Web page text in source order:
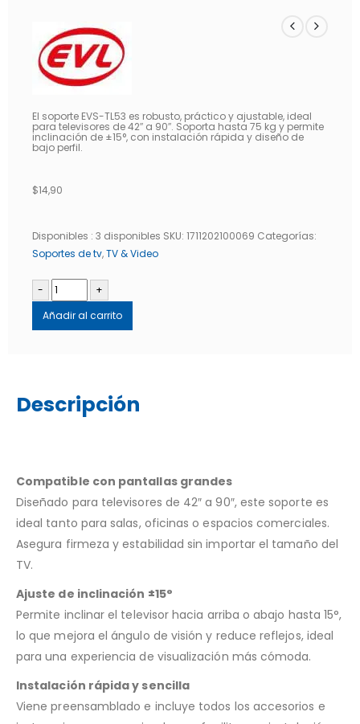
El soporte EVS-TL53 es robusto, práctico y ajustable, ideal
para televisores de 42″ a 90″. Soporta hasta 75 kg y permite
inclinación de ±15°, con instalación rápida y diseño de
bajo perfil.
$14,90
Disponibles : 3 disponibles SKU: 1711202100069 Categorías:
Soportes de tv,TV & Video
-
+
Añadir al carrito
Descripción
Compatible con pantallas grandes
Diseñado para televisores de 42″ a 90″, este soporte es
ideal tanto para salas, oficinas o espacios comerciales.
Asegura firmeza y estabilidad sin importar el tamaño del
TV.
Ajuste de inclinación ±15°
Permite inclinar el televisor hacia arriba o abajo hasta 15°,
lo que mejora el ángulo de visión y reduce reflejos, ideal
para una experiencia de visualización más cómoda.
Instalación rápida y sencilla
Viene preensamblado e incluye todos los accesorios e